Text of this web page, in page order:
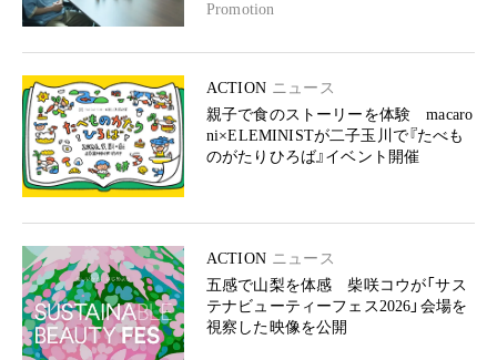
Promotion
ACTION ニュース
親子で食のストーリーを体験 macaro
ni×ELEMINISTが二子玉川で『たべも
のがたりひろば』イベント開催
ACTION ニュース
五感で山梨を体感 柴咲コウが「サス
テナビューティーフェス2026」会場を
視察した映像を公開